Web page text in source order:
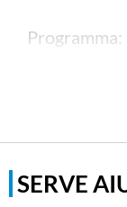
Programma:
Settembre
DJ Set “50
cantare a
Sabato 27
Live Chitarra
SERVE